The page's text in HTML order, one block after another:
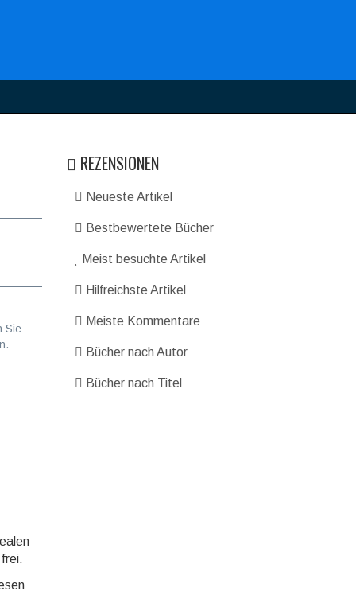
Sie
REZENSIONEN
Neueste Artikel
Bestbewertete Bücher
Meist besuchte Artikel
Hilfreichste Artikel
Meiste Kommentare
Bücher nach Autor
Bücher nach Titel